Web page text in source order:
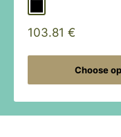
Sale
103.81 €
Choose